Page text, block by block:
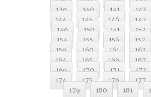
139
140 141 142
144
145 146 147
149
150 151 152
154
155 156 157
159
160 161 162
164
165 166 167
169
170 171 172
174
175 176 177
179
180 181